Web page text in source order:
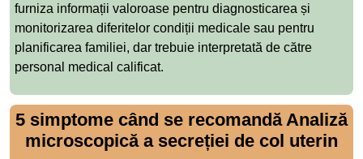
furniza informații valoroase pentru diagnosticarea și
monitorizarea diferitelor condiții medicale sau pentru
planificarea familiei, dar trebuie interpretată de către
personal medical calificat.
5 simptome când se recomandă Analiză
microscopică a secreției de col uterin